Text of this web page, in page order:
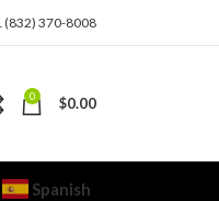
(832) 370-8008
0 $0.00
Spanish